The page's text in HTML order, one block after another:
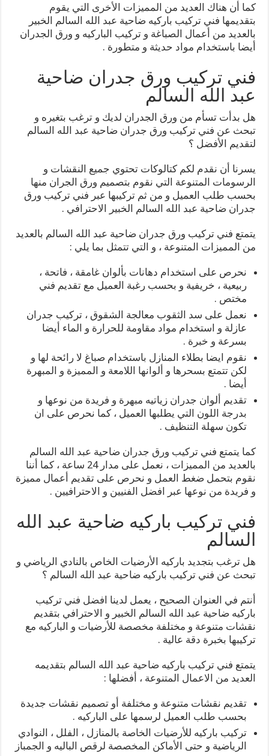
كما أن هناك العديد من المميزات الأخرى التي يقوم
بتقديمها فني تركيب باركيه ضاحية عبد الله السالم الخبير
بالعديد من أعمال الصباغة و تركيب الباركيه و ورق الجدران
أيضا باستخدام مواد حديثة و متطورة .
فني تركيب ورق جدران ضاحية
عبد الله السالم
هل بدأت تسأم من ورق الجدران لديك و ترغب بتغيره و
تبحث عن فني تركيب ورق جدران ضاحية عبد الله السالم
لتقديم الأفضل ؟
يسرنا أن نقدم لكم كتالوكات تحتوي جميع النقشات و
الرسومات المتنوعة التي نقوم بتصميم ورق الجران منها
بحسب طلب العميل و من ثم تركيبها عبر فني تركيب ورق
جدران ضاحية عبد الله السالم الخبير الاحترافي .
يتمتع فني تركيب ورق جدران ضاحية عبد الله السالم بالعديد
من المميزات المتنوعة ، و التي تتمثل بما يلي :
نحرص على استخدام دهانات بألوان غامقة ، فاتحة ،
ربيعية ، خريفية و بحسب رغبة العميل مع تقديم فني
مختص .
نعمل على سد الثقوب معالجة الشقوق ، تركيب جدران
عازلة و استخدام مواد مقاومة للحرارة و الماء أيضا
بسرعة و خبرة .
نقوم ايضا بطلاء المنازل باستخدام صباغ لا رائحة لها و
لكن تتمتع بسحرها و ألوانها اللامعة و المميزة و المبهرة
أيضا .
تقديم ألوان جدران زياتيه مبهرة و فريدة من نوعها و
بدرجة اللون التي يطلبها العميل ، كما نحرص على ان
تكون سهلة التنظيف .
كما يتمتع فني تركيب ورق جدران ضاحية عبد الله السالم
بالعديد من المميزات ، نعمل على مدار 24 ساعة ، كما أننا
نقوم بتحمل ضغط العمل و نحرص على تقديم أعمال مميزة
و فريدة من نوعها عبر افضل الفنيين و الاحترافيين .
فني تركيب باركيه ضاحية عبد الله
السالم
هل ترغب بتجديد باركيه الأرضيات الخاص بالنادي الرياضي و
تبحث عن فني تركيب باركيه ضاحية عبد الله السالم ؟
أنتم في العنوان الصحيح ، يعمل لدينا افضل فني تركيب
باركيه ضاحية عبد الله السالم الخبير و الاحترافي بتقديم
نقشات متنوعة و مختلفة مخصصة للأرضيات و الباركيه مع
تركيبها بخبرة دقة عالية .
يتمتع فني تركيب باركيه ضاحية عبد الله السالم بتقديمه
العديد من الاعمال المتنوعة ، أفضلها :
تقديم نقشات متنوعة و مختلفة أو تصميم نقشات جديدة
بحسب طلب العميل لرسمها على الباركيه .
تركيب باركيه للأرضيات الخاصة بالمنازل ، الفلل ، النوادي
الرياضية و حتى الأماكن المخصصة لرقص الباليه و الجمباز